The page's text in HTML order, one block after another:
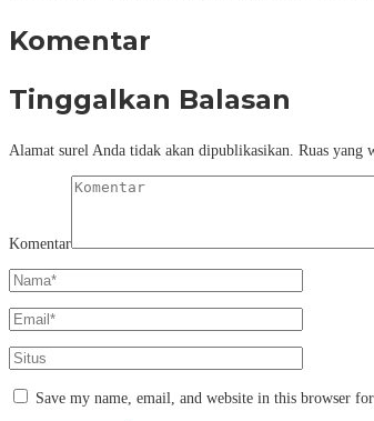
Komentar
Tinggalkan Balasan
Alamat surel Anda tidak akan dipublikasikan. Ruas yang
Komentar
Save my name, email, and website in this browser